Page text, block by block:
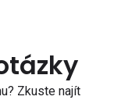
Zkuste najít